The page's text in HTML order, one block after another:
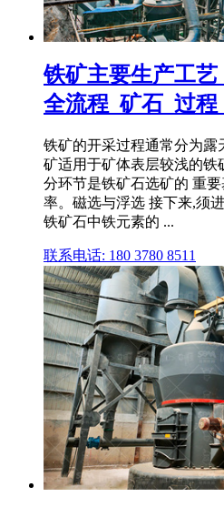
铁矿主要生产工
全流程_矿石_过程
铁矿的开采过程通常分为
矿适用于矿体表层较浅的铁
分环节是铁矿石选矿的 重
率。磁选与浮选 接下来,须
铁矿石中铁元素的 ...
联系电话: 180 3780 8511